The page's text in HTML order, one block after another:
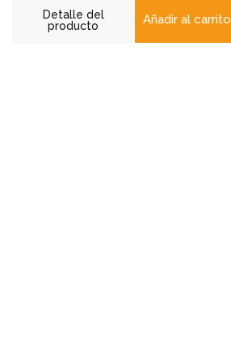
Detalle del
producto
Añadir al carrito